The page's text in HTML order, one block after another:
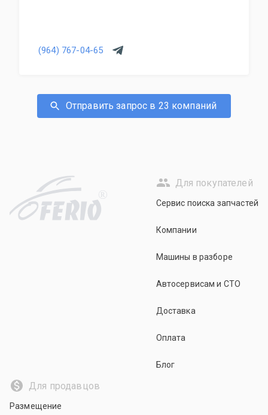
(964) 767-04-65
Отправить запрос в 23 компаний
R
Для покупателей
Сервис поиска запчастей
Компании
Машины в разборе
Автосервисам и СТО
Доставка
Оплата
Блог
Для продавцов
Размещение